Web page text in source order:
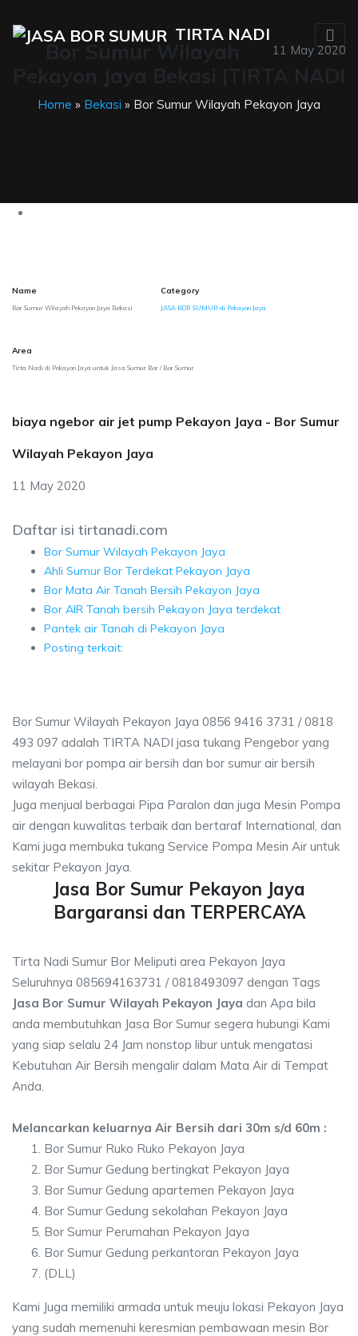
TIRTA NADI
11 May 2020
Home » Bekasi » Bor Sumur Wilayah Pekayon Jaya
Name
Bor Sumur Wilayah Pekayon Jaya Bekasi
Category
JASA BOR SUMUR di Pekayon Jaya
Area
Tirta Nadi di Pekayon Jaya untuk Jasa Sumur Bor / Bor Sumur
biaya ngebor air jet pump Pekayon Jaya - Bor Sumur
Wilayah Pekayon Jaya
11 May 2020
Daftar isi tirtanadi.com
Bor Sumur Wilayah Pekayon Jaya
Ahli Sumur Bor Terdekat Pekayon Jaya
Bor Mata Air Tanah Bersih Pekayon Jaya
Bor AIR Tanah bersih Pekayon Jaya terdekat
Pantek air Tanah di Pekayon Jaya
Posting terkait:
Bor Sumur Wilayah Pekayon Jaya 0856 9416 3731 / 0818
493 097 adalah TIRTA NADI jasa tukang Pengebor yang
melayani bor pompa air bersih dan bor sumur air bersih
wilayah Bekasi.
Juga menjual berbagai Pipa Paralon dan juga Mesin Pompa
air dengan kuwalitas terbaik dan bertaraf International, dan
Kami juga membuka tukang Service Pompa Mesin Air untuk
sekitar Pekayon Jaya.
Jasa Bor Sumur Pekayon Jaya
Bargaransi dan TERPERCAYA
Tirta Nadi Sumur Bor Meliputi area Pekayon Jaya
Seluruhnya 085694163731 / 0818493097 dengan Tags
Jasa Bor Sumur Wilayah Pekayon Jaya dan Apa bila
anda membutuhkan Jasa Bor Sumur segera hubungi Kami
yang siap selalu 24 Jam nonstop libur untuk mengatasi
Kebutuhan Air Bersih mengalir dalam Mata Air di Tempat
Anda.
Melancarkan keluarnya Air Bersih dari 30m s/d 60m :
Bor Sumur Ruko Ruko Pekayon Jaya
Bor Sumur Gedung bertingkat Pekayon Jaya
Bor Sumur Gedung apartemen Pekayon Jaya
Bor Sumur Gedung sekolahan Pekayon Jaya
Bor Sumur Perumahan Pekayon Jaya
Bor Sumur Gedung perkantoran Pekayon Jaya
(DLL)
Kami Juga memiliki armada untuk meuju lokasi Pekayon Jaya
yang sudah memenuhi keresmian pembawaan mesin Bor